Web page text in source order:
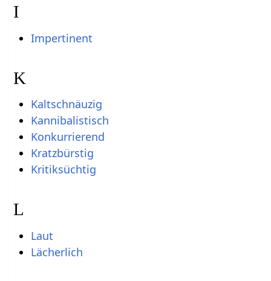
I
Impertinent
K
Kaltschnäuzig
Kannibalistisch
Konkurrierend
Kratzbürstig
Kritiksüchtig
L
Laut
Lächerlich